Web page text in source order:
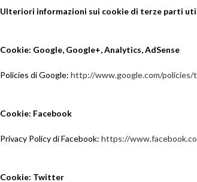
Ulteriori informazioni sui cookie di terze parti
Cookie: Google, Google+, Analytics, AdSense
Policies di Google: http://www.google.com/policies/
Cookie: Facebook
Privacy Policy di Facebook: https://
Cookie: Twitter